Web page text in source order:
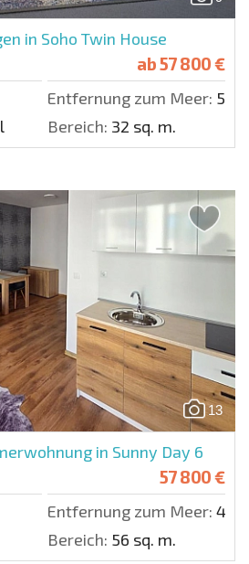
in Soho Twin House
ab57 800 €
Entfernung zum Meer: 500
Bereich: 32 sq. m.
13
in Sunny Day 6
57 800 €
Entfernung zum Meer:
Bereich: 56 sq. m.